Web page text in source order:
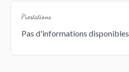
Prestations
Pas d'informations disponibles